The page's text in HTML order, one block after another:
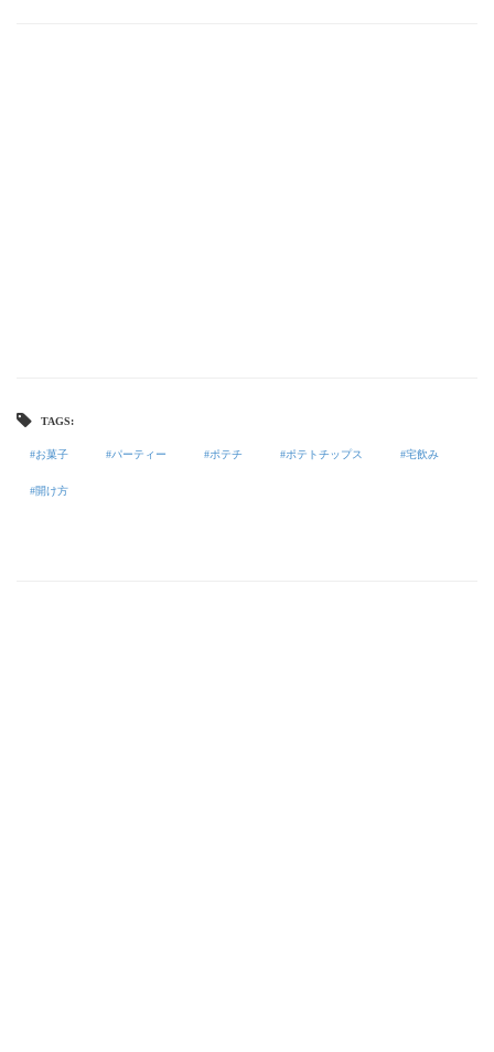
TAGS:
お菓子 パーティー ポテチ ポテトチップス 宅飲み
開け方